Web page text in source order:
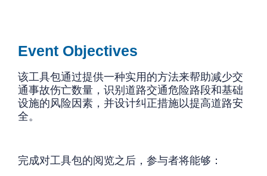
Event Objectives
该工具包通过提供一种实用的方法来帮助减少交
通事故伤亡数量，识别道路交通危险路段和基础
设施的风险因素，并设计纠正措施以提高道路安
全。
完成对工具包的阅览之后，参与者将能够：